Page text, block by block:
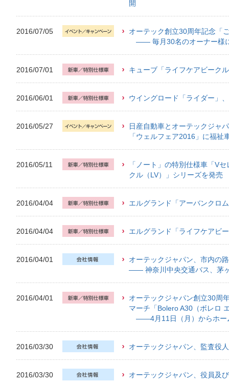
開
2016/07/05
オーテック創立30周年記念「
―― 毎月30名のオーナー様
2016/07/01 キューブ「ライフケアビーク
2016/06/01 ウイングロード「ライダー」
2016/05/27
日産自動車とオーテックジャ
「ウェルフェア2016」に福祉
2016/05/11
「ノート」の特別仕様車「V
クル（LV）」シリーズを発売
2016/04/04 エルグランド「アーバンクロ
2016/04/04 エルグランド「ライフケアビ
2016/04/01
オーテックジャパン、市内の
―― 神奈川中央交通バス、茅
2016/04/01
オーテックジャパン創立30周
マーチ「Bolero A30（ボレロ
――4月11日（月）からホー
2016/03/30 オーテックジャパン、監査役
2016/03/30 オーテックジャパン、役員及